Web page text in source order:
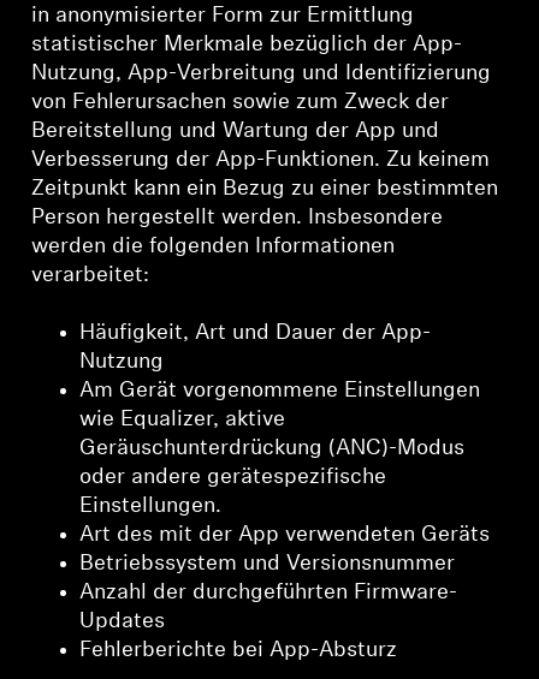
in anonymisierter Form zur Ermittlung
statistischer Merkmale bezüglich der App-
Nutzung, App-Verbreitung und Identifizierung
von Fehlerursachen sowie zum Zweck der
Bereitstellung und Wartung der App und
Verbesserung der App-Funktionen. Zu keinem
Zeitpunkt kann ein Bezug zu einer bestimmten
Person hergestellt werden. Insbesondere
werden die folgenden Informationen
verarbeitet:
Häufigkeit, Art und Dauer der App-
Nutzung
Am Gerät vorgenommene Einstellungen
wie Equalizer, aktive
Geräuschunterdrückung (ANC)-Modus
oder andere gerätespezifische
Einstellungen.
Art des mit der App verwendeten Geräts
Betriebssystem und Versionsnummer
Anzahl der durchgeführten Firmware-
Updates
Fehlerberichte bei App-Absturz